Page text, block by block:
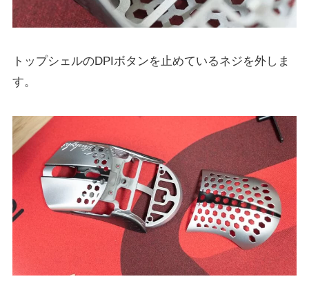
トップシェルのDPIボタンを止めているネジを外しま
す。